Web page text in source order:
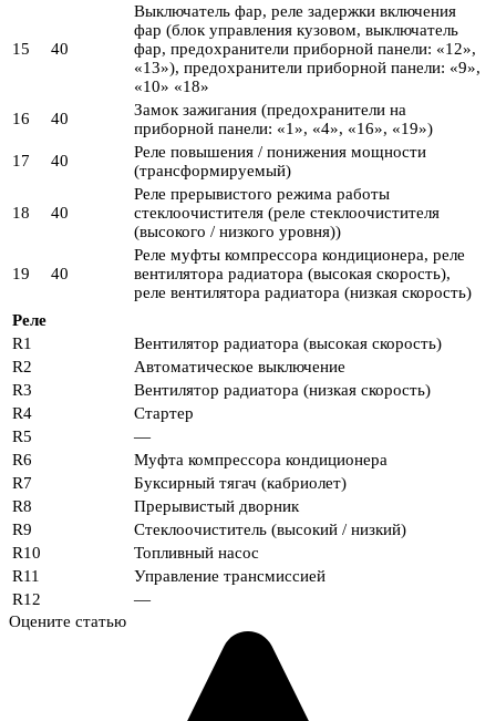
15 40
Выключатель фар, реле задержки включения
фар (блок управления кузовом, выключатель
фар, предохранители приборной панели: «12»,
«13»), предохранители приборной панели: «9»,
«10» «18»
16
40
Замок зажигания (предохранители на
приборной панели: «1», «4», «16», «19»)
17
40
Реле повышения / понижения мощности
(трансформируемый)
18 40
Реле прерывистого режима работы
стеклоочистителя (реле стеклоочистителя
(высокого / низкого уровня))
19 40
Реле муфты компрессора кондиционера, реле
вентилятора радиатора (высокая скорость),
реле вентилятора радиатора (низкая скорость)
Реле
R1
Вентилятор радиатора (высокая скорость)
R2
Автоматическое выключение
R3
Вентилятор радиатора (низкая скорость)
R4
Стартер
R5
—
R6
Муфта компрессора кондиционера
R7
Буксирный тягач (кабриолет)
R8
Прерывистый дворник
R9
Стеклоочиститель (высокий / низкий)
R10
Топливный насос
R11
Управление трансмиссией
R12
—
Оцените статью